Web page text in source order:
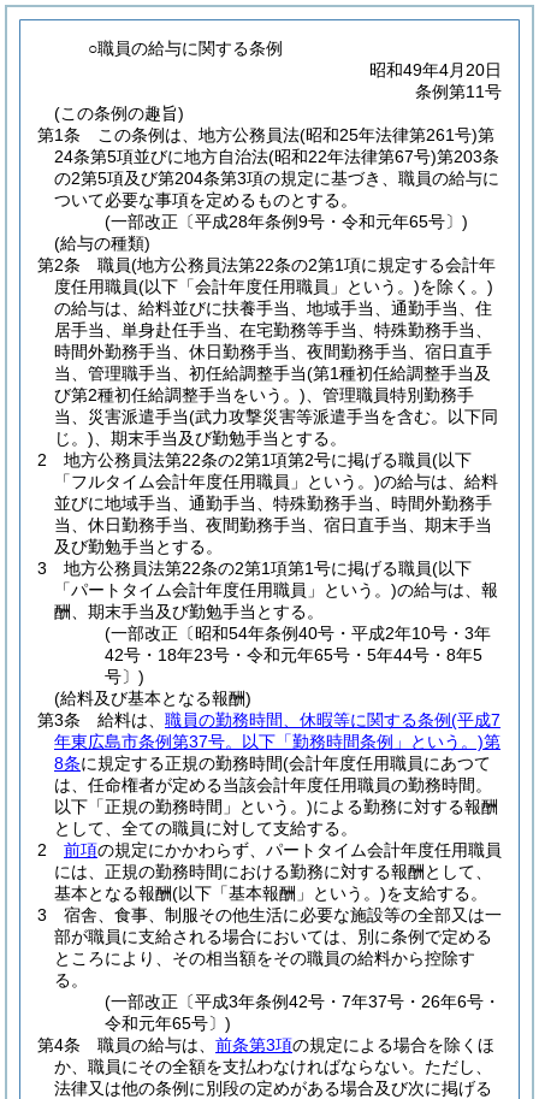
○職員の給与に関する条例
昭和49年4月20日
条例第11号
(この条例の趣旨)
第1条
この条例は、地方公務員法(昭和25年法律第261号)第
24条第5項並びに地方自治法(昭和22年法律第67号)第203条
の2第5項及び第204条第3項の規定に基づき、職員の給与に
ついて必要な事項を定めるものとする。
(一部改正〔平成28年条例9号・令和元年65号〕)
(給与の種類)
第2条
職員(地方公務員法第22条の2第1項に規定する会計年
度任用職員(以下「会計年度任用職員」という。)を除く。)
の給与は、給料並びに扶養手当、地域手当、通勤手当、住
居手当、単身赴任手当、在宅勤務等手当、特殊勤務手当、
時間外勤務手当、休日勤務手当、夜間勤務手当、宿日直手
当、管理職手当、初任給調整手当(第1種初任給調整手当及
び第2種初任給調整手当をいう。) 、管理職員特別勤務手
当、災害派遣手当(武力攻撃災害等派遣手当を含む。以下同
じ。) 、期末手当及び勤勉手当とする。
2
地方公務員法第22条の2第1項第2号に掲げる職員(以下
「フルタイム会計年度任用職員」という。)の給与は、給料
並びに地域手当、通勤手当、特殊勤務手当、時間外勤務手
当、休日勤務手当、夜間勤務手当、宿日直手当、期末手当
及び勤勉手当とする。
3
地方公務員法第22条の2第1項第1号に掲げる職員(以下
「パートタイム会計年度任用職員」という。)の給与は、報
酬、期末手当及び勤勉手当とする。
(一部改正〔昭和54年条例40号・平成2年10号・3年
42号・18年23号・令和元年65号・5年44号・8年5
号〕)
(給料及び基本となる報酬)
第3条
給料は、 職員の勤務時間、休暇等に関する条例(平成7
年東広島市条例第37号。以下「勤務時間条例」という。)第
8条に規定する正規の勤務時間(会計年度任用職員にあつて
は、任命権者が定める当該会計年度任用職員の勤務時間。
以下「正規の勤務時間」という。)による勤務に対する報酬
として、全ての職員に対して支給する。
2
前項の規定にかかわらず、パートタイム会計年度任用職員
には、正規の勤務時間における勤務に対する報酬として、
基本となる報酬(以下「基本報酬」という。)を支給する。
3
宿舎、食事、制服その他生活に必要な施設等の全部又は一
部が職員に支給される場合においては、別に条例で定める
ところにより、その相当額をその職員の給料から控除す
る。
(一部改正〔平成3年条例42号・7年37号・26年6号・
令和元年65号〕)
第4条
職員の給与は、 前条第3項の規定による場合を除くほ
か、職員にその全額を支払わなければならない。 ただし、
法律又は他の条例に別段の定めがある場合及び次に掲げる